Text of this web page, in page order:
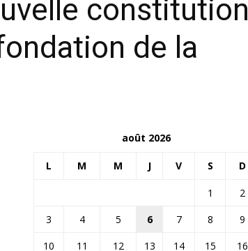
constitution
de la
août 2026
L M M J V S D
1
2
3
4 5 6 7 8
9
10
11 12 13 14 15 16